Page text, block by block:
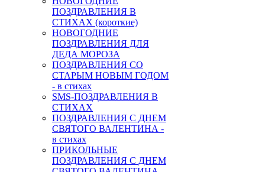
ПОЗДРАВЛЕНИЯ В
СТИХАХ (короткие)
НОВОГОДНИЕ
ПОЗДРАВЛЕНИЯ ДЛЯ
ДЕДА МОРОЗА
ПОЗДРАВЛЕНИЯ СО
СТАРЫМ НОВЫМ ГОДОМ
- в стихах
SMS-ПОЗДРАВЛЕНИЯ В
СТИХАХ
ПОЗДРАВЛЕНИЯ С ДНЕМ
СВЯТОГО ВАЛЕНТИНА -
в стихах
ПРИКОЛЬНЫЕ
ПОЗДРАВЛЕНИЯ С ДНЕМ